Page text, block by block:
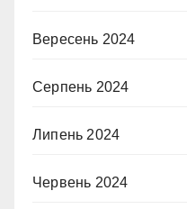
Вересень 2024
Серпень 2024
Липень 2024
Червень 2024